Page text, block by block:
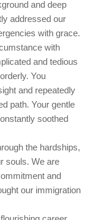
and deep
addressed our
with grace.
with
and tedious
You
and repeatedly
path. Your gentle
soothed
the hardships,
souls. We are
and
our immigration